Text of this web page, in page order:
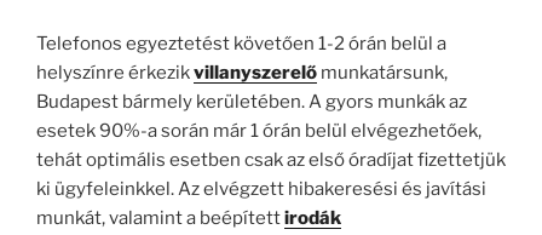
Telefonos egyeztetést követően 1-2 órán belül a
helyszínre érkezikvillanyszerelő munkatársunk,
Budapest bármely kerületében. A gyors munkák az
esetek 90%-a során már 1 órán belül elvégezhetőek,
tehát optimális esetben csak az első óradíjat fizettetjük
ki ügyfeleinkkel. Az elvégzett hibakeresési és javítási
munkát, valamint a beépítettirodák